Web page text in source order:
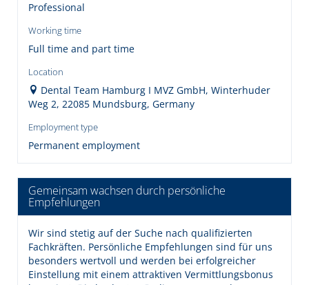
Professional
Working time
Full time and part time
Location
Dental Team Hamburg I MVZ GmbH, Winterhuder
Weg 2, 22085 Mundsburg, Germany
Employment type
Permanent employment
Gemeinsam wachsen durch persönliche
Empfehlungen
Wir sind stetig auf der Suche nach qualifizierten
Fachkräften. Persönliche Empfehlungen sind für uns
besonders wertvoll und werden bei erfolgreicher
Einstellung mit einem attraktiven Vermittlungsbonus